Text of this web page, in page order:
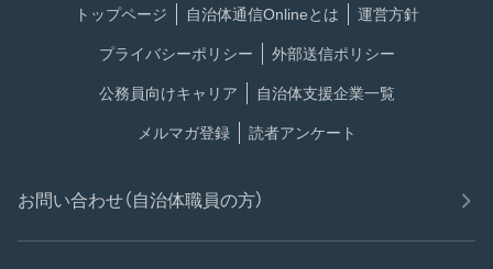
トップページ 自治体通信Onlineとは 運営方針
プライバシーポリシー 外部送信ポリシー
公務員向けキャリア 自治体支援企業一覧
メルマガ登録 読者アンケート
お問い合わせ（自治体職員の方）